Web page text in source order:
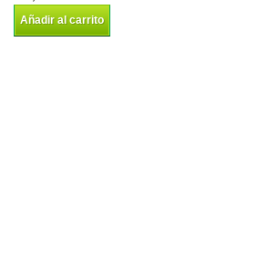
Añadir al carrito